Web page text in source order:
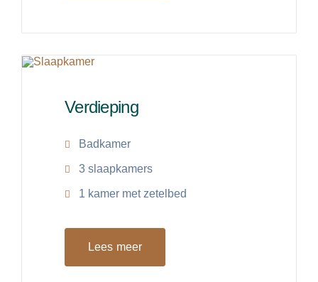
Verdieping
Badkamer
3 slaapkamers
1 kamer met zetelbed
Lees meer